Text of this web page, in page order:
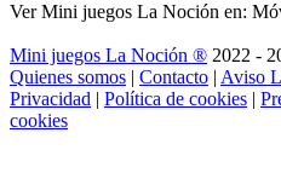
Ver Mini juegos La Noción en:
Mini juegos La Noción ® 2022 -
Quienes somos | Contacto | Aviso
Privacidad | Política de cookies |
cookies